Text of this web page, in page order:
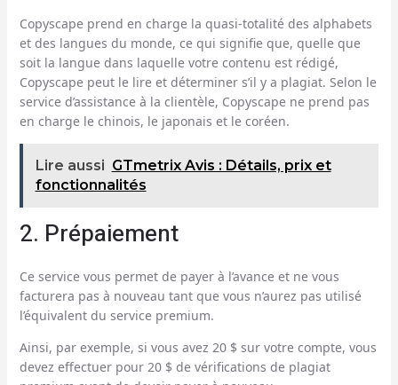
Copyscape prend en charge la quasi-totalité des alphabets
et des langues du monde, ce qui signifie que, quelle que
soit la langue dans laquelle votre contenu est rédigé,
Copyscape peut le lire et déterminer s’il y a plagiat. Selon le
service d’assistance à la clientèle, Copyscape ne prend pas
en charge le chinois, le japonais et le coréen.
Lire aussi GTmetrix Avis : Détails, prix et
fonctionnalités
2. Prépaiement
Ce service vous permet de payer à l’avance et ne vous
facturera pas à nouveau tant que vous n’aurez pas utilisé
l’équivalent du service premium.
Ainsi, par exemple, si vous avez 20 $ sur votre compte, vous
devez effectuer pour 20 $ de vérifications de plagiat